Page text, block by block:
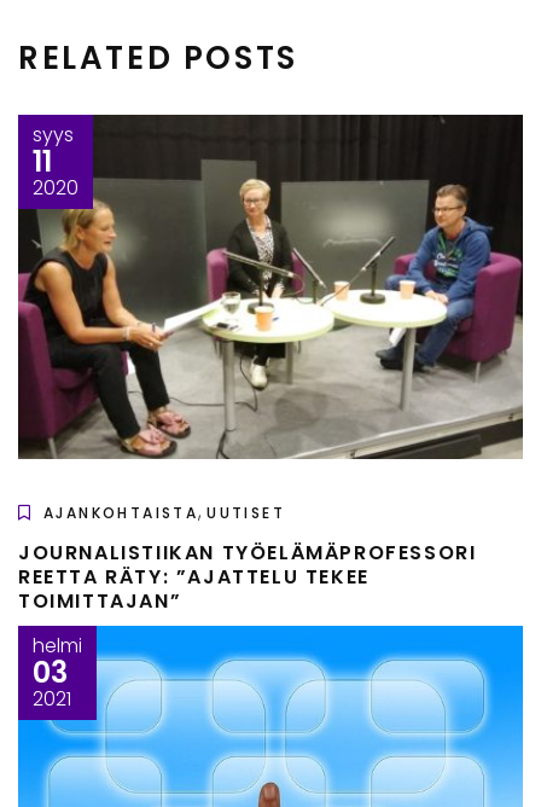
RELATED POSTS
syys
11
2020
AJANKOHTAISTA,UUTISET
JOURNALISTIIKAN TYÖELÄMÄPROFESSORI
REETTA RÄTY: ”AJATTELU TEKEE
TOIMITTAJAN”
helmi
03
2021